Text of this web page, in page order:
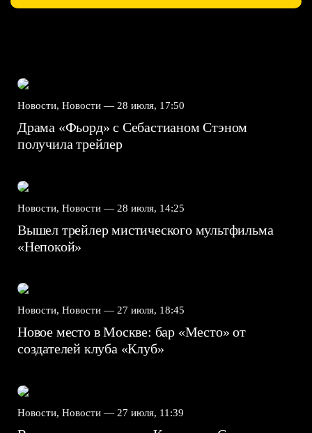
Новости, Новости — 28 июля, 17:50
Драма «Фьорд» с Себастианом Стэном
получила трейлер
Новости, Новости — 28 июля, 14:25
Вышел трейлер мистического мультфильма
«Непокой»
Новости, Новости — 27 июля, 18:45
Новое место в Москве: бар «Место» от
создателей клуба «Клуб»
Новости, Новости — 27 июля, 11:39